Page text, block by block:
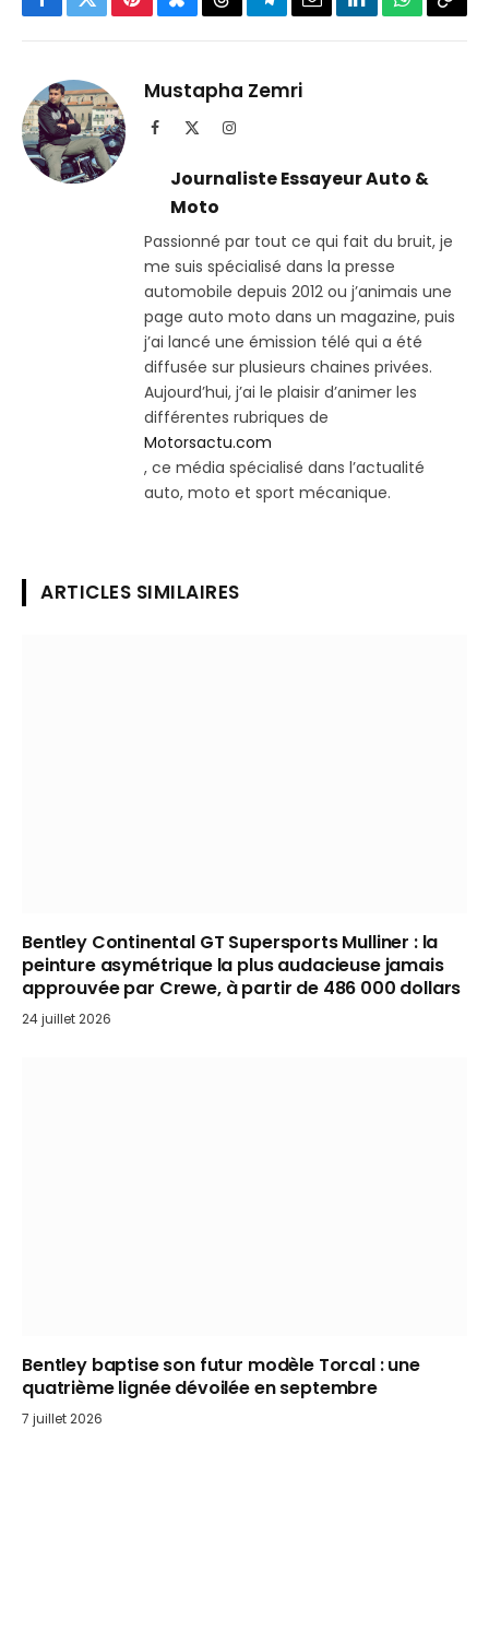
Facebook
TwitterPinterestBlueskyThreadsPartager
Telegram
EmailLinkedInWhatsApp
Mustapha Zemri
Facebook Instagram
Journaliste Essayeur Auto &
Moto
Passionné par tout ce qui fait du bruit, je
me suis spécialisé dans la presse
automobile depuis 2012 ou j’animais une
page auto moto dans un magazine, puis
j’ai lancé une émission télé qui a été
diffusée sur plusieurs chaines privées.
Aujourd’hui, j’ai le plaisir d’animer les
différentes rubriques de
Motorsactu.com
, ce média spécialisé dans l’actualité
auto, moto et sport mécanique.
ARTICLES SIMILAIRES
Bentley Continental GT Supersports Mulliner : la
peinture asymétrique la plus audacieuse jamais
approuvée par Crewe, à partir de 486 000 dollars
24 juillet 2026
Bentley baptise son futur modèle Torcal : une
quatrième lignée dévoilée en septembre
7 juillet 2026